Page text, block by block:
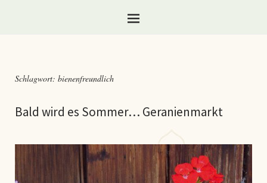
Schlagwort: bienenfreundlich
Bald wird es Sommer… Geranienmarkt